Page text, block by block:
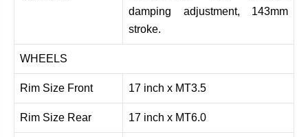
damping adjustment, 143mm
stroke.
WHEELS
Rim Size Front 17 inch x MT3.5
Rim Size Rear 17 inch x MT6.0